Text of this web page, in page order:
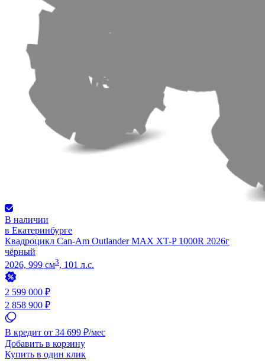
В наличии
в Екатеринбурге
Квадроцикл Can-Am Outlander MAX XT-P 1000R 2026г
чёрный
2026, 999 см3, 101 л.с.
2 599 000 ₽
2 858 900 ₽
В кредит от 34 699 ₽/мес
Добавить в корзину
Купить в один клик